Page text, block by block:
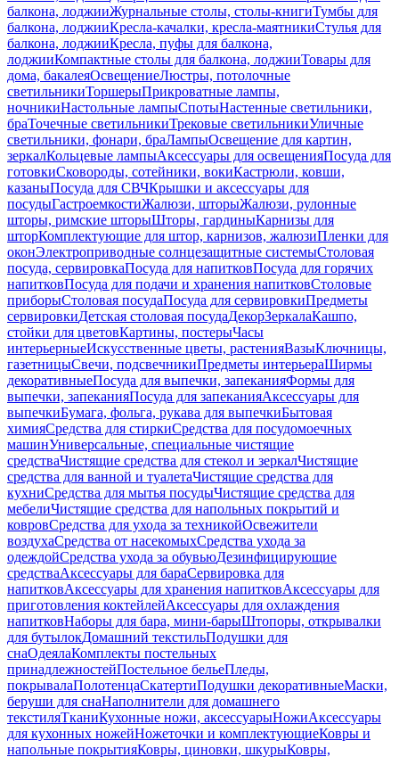
балкона, лоджииЖурнальные столы, столы-книгиТумбы для
балкона, лоджииКресла-качалки, кресла-маятникиСтулья для
балкона, лоджииКресла, пуфы для балкона,
лоджииКомпактные столы для балкона, лоджииТовары для
дома, бакалеяОсвещениеЛюстры, потолочные
светильникиТоршерыПрикроватные лампы,
ночникиНастольные лампыСпотыНастенные светильники,
браТочечные светильникиТрековые светильникиУличные
светильники, фонари, браЛампыОсвещение для картин,
зеркалКольцевые лампыАксессуары для освещенияПосуда для
готовкиСковороды, сотейники, вокиКастрюли, ковши,
казаныПосуда для СВЧКрышки и аксессуары для
посудыГастроемкостиЖалюзи, шторыЖалюзи, рулонные
шторы, римские шторыШторы, гардиныКарнизы для
шторКомплектующие для штор, карнизов, жалюзиПленки для
оконЭлектроприводные солнцезащитные системыСтоловая
посуда, сервировкаПосуда для напитковПосуда для горячих
напитковПосуда для подачи и хранения напитковСтоловые
приборыСтоловая посудаПосуда для сервировкиПредметы
сервировкиДетская столовая посудаДекорЗеркалаКашпо,
стойки для цветовКартины, постерыЧасы
интерьерныеИскусственные цветы, растенияВазыКлючницы,
газетницыСвечи, подсвечникиПредметы интерьераШирмы
декоративныеПосуда для выпечки, запеканияФормы для
выпечки, запеканияПосуда для запеканияАксессуары для
выпечкиБумага, фольга, рукава для выпечкиБытовая
химияСредства для стиркиСредства для посудомоечных
машинУниверсальные, специальные чистящие
средстваЧистящие средства для стекол и зеркалЧистящие
средства для ванной и туалетаЧистящие средства для
кухниСредства для мытья посудыЧистящие средства для
мебелиЧистящие средства для напольных покрытий и
ковровСредства для ухода за техникойОсвежители
воздухаСредства от насекомыхСредства ухода за
одеждойСредства ухода за обувьюДезинфицирующие
средстваАксессуары для бараСервировка для
напитковАксессуары для хранения напитковАксессуары для
приготовления коктейлейАксессуары для охлаждения
напитковНаборы для бара, мини-барыШтопоры, открывалки
для бутылокДомашний текстильПодушки для
снаОдеялаКомплекты постельных
принадлежностейПостельное бельеПледы,
покрывалаПолотенцаСкатертиПодушки декоративныеМаски,
беруши для снаНаполнители для домашнего
текстиляТканиКухонные ножи, аксессуарыНожиАксессуары
для кухонных ножейНожеточки и комплектующиеКовры и
напольные покрытияКовры, циновки, шкурыКовры,